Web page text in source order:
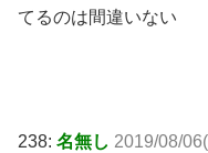
てるのは間違いない
238: 名無し 2019/08/